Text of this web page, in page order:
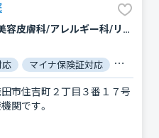
神経内科/脳神経外科/皮膚科/美容皮膚科/アレルギー科/リハビリテーション
応 マイナ保険証対応 女性医師
市住吉町２丁目３番１７号
関です。